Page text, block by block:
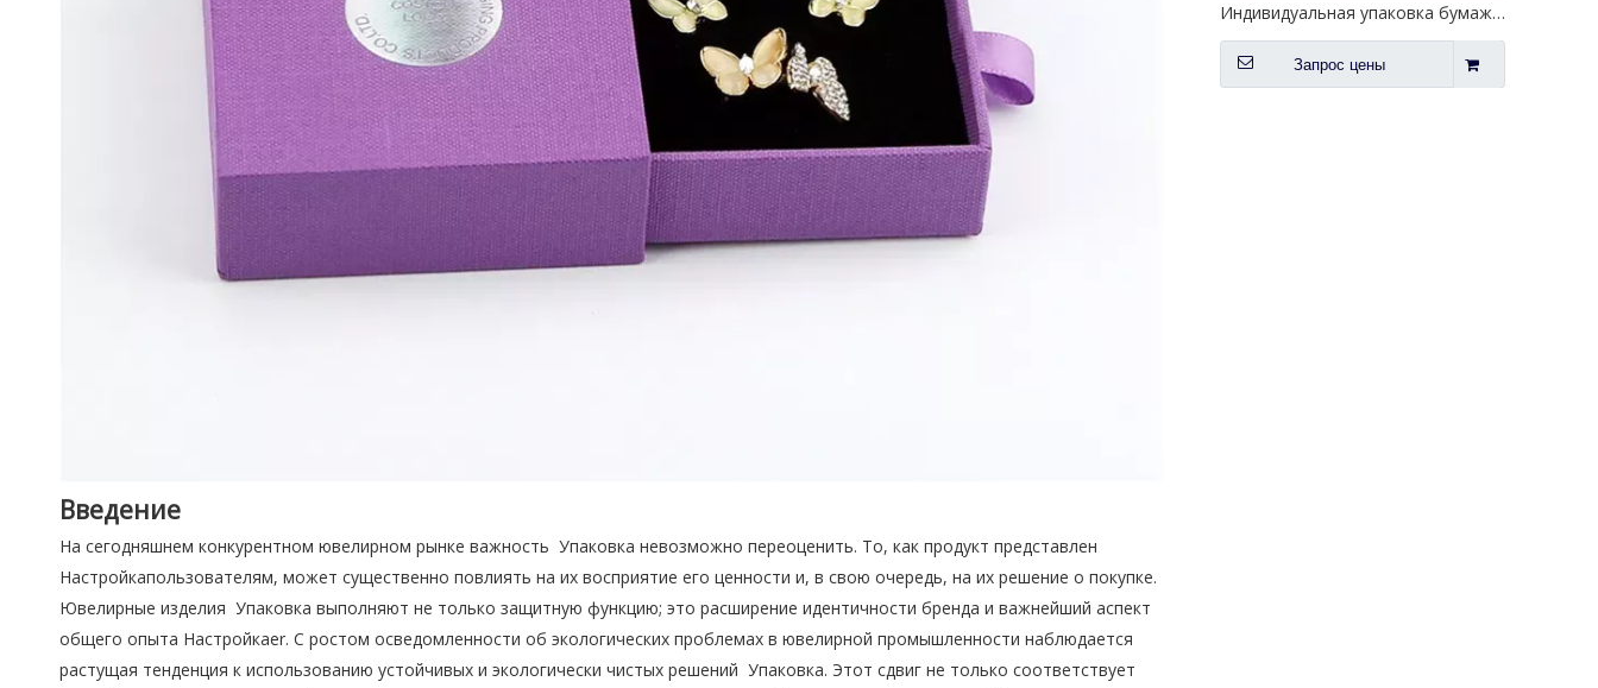
Введение
На сегодняшнем конкурентном ювелирном рынке важность Упаковка невозможно переоценить. То, как продукт представлен
Настройкапользователям, может существенно повлиять на их восприятие его ценности и, в свою очередь, на их решение о покупке.
Ювелирные изделия Упаковка выполняют не только защитную функцию; это расширение идентичности бренда и важнейший аспект
общего опыта Настройкаer. С ростом осведомленности об экологических проблемах в ювелирной промышленности наблюдается
растущая тенденция к использованию устойчивых и экологически чистых решений Упаковка. Этот сдвиг не только соответствует
Индивидуальная упаковка бумажной коробки для мужских ювелирных изделий Персонализация
Запрос цены